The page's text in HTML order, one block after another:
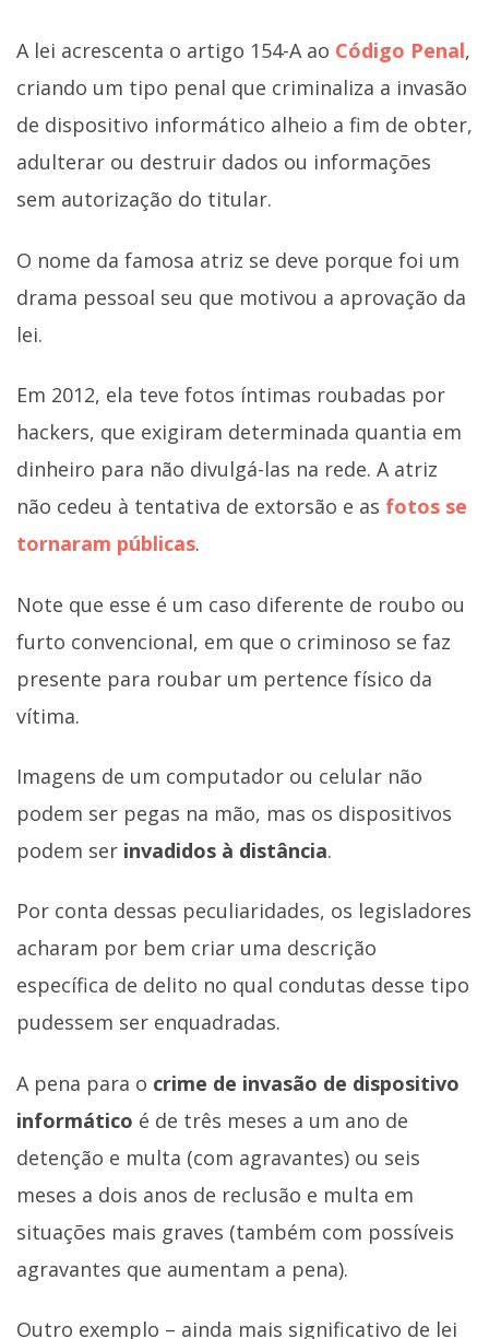
A lei acrescenta o artigo 154-A ao Código Penal,
criando um tipo penal que criminaliza a invasão
de dispositivo informático alheio a fim de obter,
adulterar ou destruir dados ou informações
sem autorização do titular.
O nome da famosa atriz se deve porque foi um
drama pessoal seu que motivou a aprovação da
lei.
Em 2012, ela teve fotos íntimas roubadas por
hackers, que exigiram determinada quantia em
dinheiro para não divulgá-las na rede. A atriz
não cedeu à tentativa de extorsão e as fotos se
tornaram públicas.
Note que esse é um caso diferente de roubo ou
furto convencional, em que o criminoso se faz
presente para roubar um pertence físico da
vítima.
Imagens de um computador ou celular não
podem ser pegas na mão, mas os dispositivos
podem ser invadidos à distância.
Por conta dessas peculiaridades, os legisladores
acharam por bem criar uma descrição
específica de delito no qual condutas desse tipo
pudessem ser enquadradas.
A pena para o crime de invasão de dispositivo
informático é de três meses a um ano de
detenção e multa (com agravantes) ou seis
meses a dois anos de reclusão e multa em
situações mais graves (também com possíveis
agravantes que aumentam a pena).
Outro exemplo – ainda mais significativo de lei